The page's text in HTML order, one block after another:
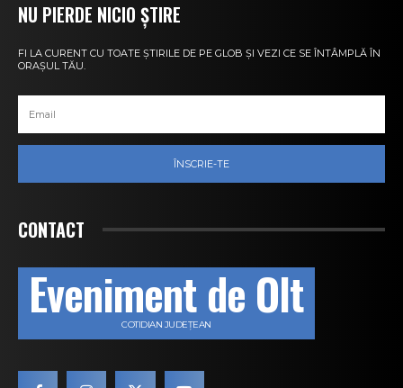
NU PIERDE NICIO ȘTIRE
FI LA CURENT CU TOATE ȘTIRILE DE PE GLOB ȘI VEZI CE SE ÎNTÂMPLĂ ÎN
ORAȘUL TĂU.
ÎNSCRIE-TE
CONTACT
Eveniment de Olt
COTIDIAN JUDEȚEAN